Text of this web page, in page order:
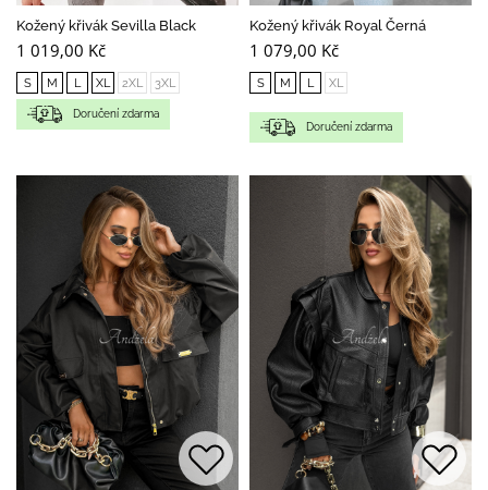
Kožený křivák Sevilla Black
1 019,00 Kč
S M L XL 2XL 3XL
Doručení zdarma
Kožený křivák Royal Černá
1 079,00 Kč
S M L XL
Doručení zdarma